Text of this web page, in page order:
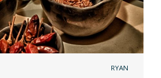
RYAN